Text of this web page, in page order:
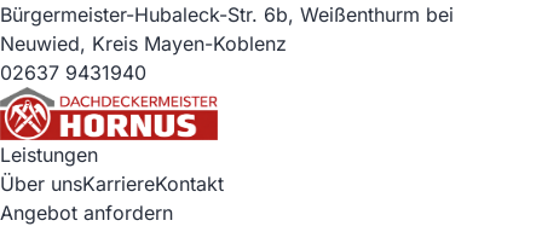
Bürgermeister-Hubaleck-Str. 6b, Weißenthurm bei
Neuwied, Kreis Mayen-Koblenz
02637 9431940
Leistungen
Über unsKarriereKontakt
Angebot anfordern